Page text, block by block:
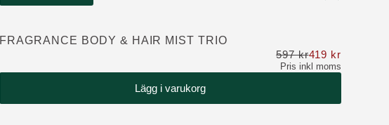
FRAGRANCE BODY & HAIR MIST TRIO
Pris inkl moms
597 kr419 krNu 419
Lägg i varukorg